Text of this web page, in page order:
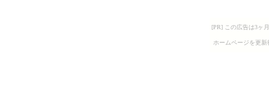
[PR] この広告は3ヶ
ホームページを更